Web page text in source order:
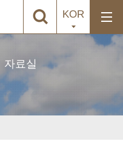
KOR
자료실